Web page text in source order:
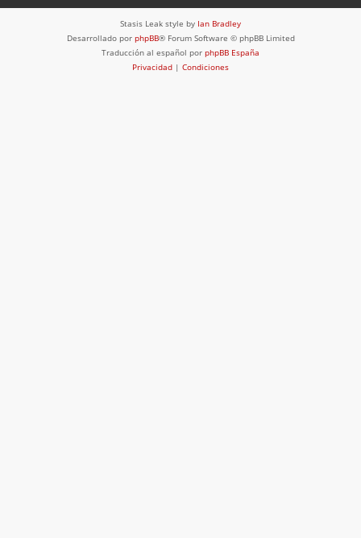
Stasis Leak style by Ian Bradley
Desarrollado por phpBB® Forum Software © phpBB Limited
Traducción al español por phpBB España
Privacidad | Condiciones